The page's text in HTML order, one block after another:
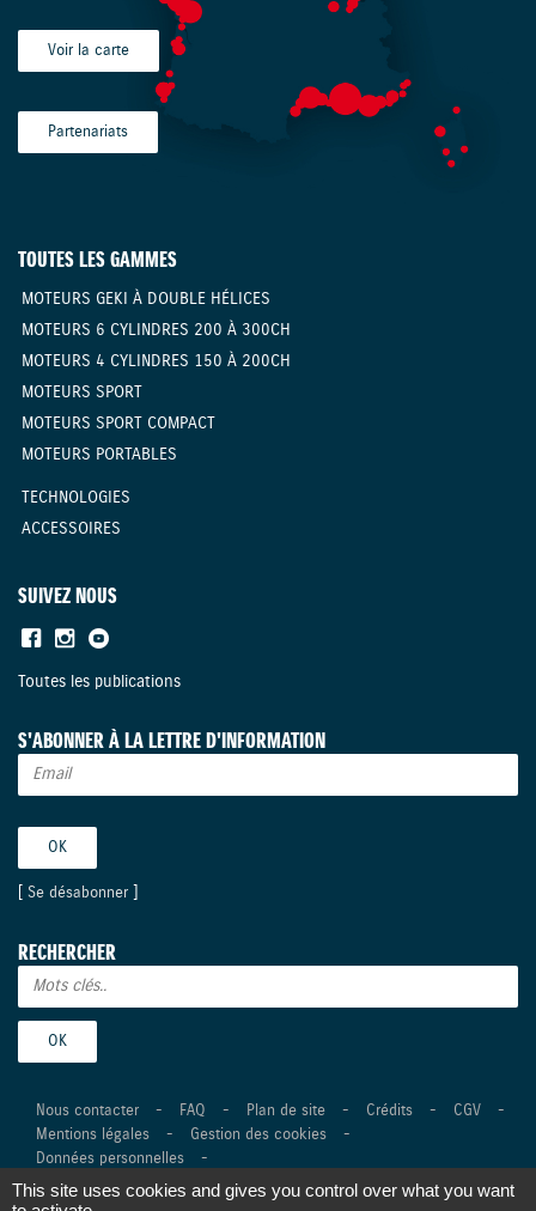
Voir la carte
Partenariats
TOUTES LES GAMMES
MOTEURS GEKI À DOUBLE HÉLICES
MOTEURS 6 CYLINDRES 200 À 300CH
MOTEURS 4 CYLINDRES 150 À 200CH
MOTEURS SPORT
MOTEURS SPORT COMPACT
MOTEURS PORTABLES
TECHNOLOGIES
ACCESSOIRES
SUIVEZ NOUS
Toutes les publications
S'ABONNER À LA LETTRE D'INFORMATION
Se désabonner
RECHERCHER
Nous contacter - FAQ - Plan de site - Crédits - CGV
-
Mentions légales
- Gestion des cookies
-
Données personnelles
-
©Suzuki Marine 2026 Tous droits réservés -Réalisation Agence
This site uses cookies and gives you control over what you want